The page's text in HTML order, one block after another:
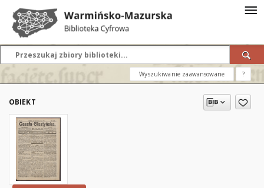
Wyszukiwanie zaawansowane ?
OBIEKT